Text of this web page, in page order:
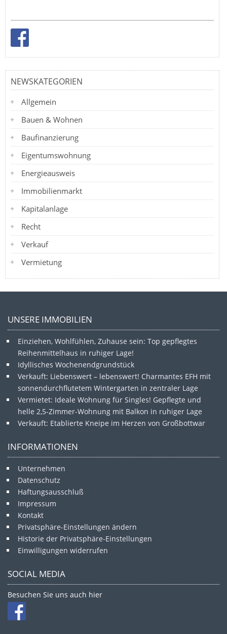
NEWSKATEGORIEN
Allgemein
Bauen & Wohnen
Baufinanzierung
Eigentumswohnung
Energieausweis
Immobilienmarkt
Kapitalanlage
Recht
Verkauf
Vermietung
UNSERE IMMOBILIEN
Einziehen, Wohlfühlen, Zuhause sein: Top gepflegtes
Reihenmittelhaus in ruhiger Lage!
Idyllisches Wochenendgrundstück
Verkauft: Liebenswert – lebenswert! Charmantes EFH mit
sonnendurchflutetem Wintergarten in zentraler Lage
Vermietet: Ideale Wohnung für Singles! Gepflegte und
helle 2,5-Zimmer-Wohnung mit Balkon in ruhiger Lage
Verkauft: Etablierte Kneipe im Herzen von Großbottwar
INFORMATIONEN
Unternehmen
Datenschutz
Haftungsausschluß
Impressum
Kontakt
Privatsphäre-Einstellungen ändern
Historie der Privatsphäre-Einstellungen
Einwilligungen widerrufen
SOCIAL MEDIA
Besuchen Sie uns auch hier